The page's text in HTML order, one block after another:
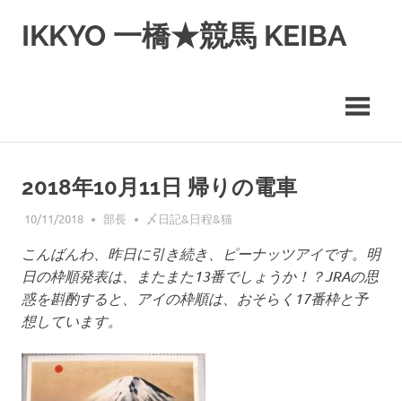
ス
IKKYO 一橋★競馬 KEIBA
2018年10月11日 帰りの電車
10/11/2018 部長 〆日記&日程&猫
こんばんわ、昨日に引き続き、ピーナッツアイです。明
日の枠順発表は、またまた13番でしょうか！？JRAの思
惑を斟酌すると、アイの枠順は、おそらく17番枠と予
想しています。